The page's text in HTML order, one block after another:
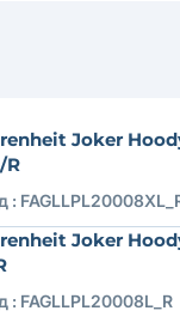
Joker
R
:
Joker
: FAGLLPL20008L_R